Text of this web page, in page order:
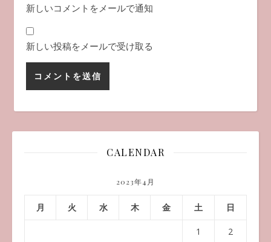
新しいコメントをメールで通知
新しい投稿をメールで受け取る
CALENDAR
2023年4月
月 火 水 木 金 土 日
1 2